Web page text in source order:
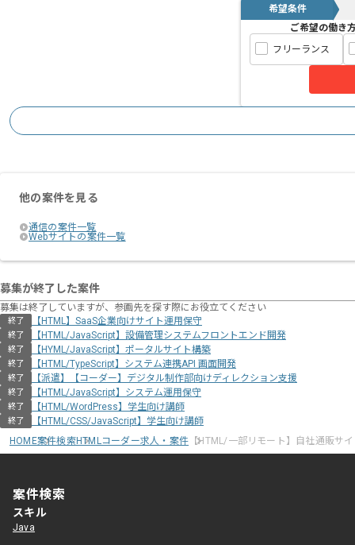
希望条件
ご希望の働き
フリーランス
他の案件を見る
通信の案件一覧
Webサイトの案件一覧
募集が終了した案件
募集は終了していますが、参画先を探す際にお役立てください
終了 【HTML】SaaS企業向けサイト運用保守
終了 【HTML/JavaScript】設備管理システムフロントエンド開発
終了 【HYML/JavaScript】ポータルサイト構築
終了 【HTML/TypeScript】システム連携API 画面開発
終了 【派遣】【コーダー】デジタル制作部向けディレクション支援
終了 【HTML/JavaScript】システム運用保守
終了 【HTML/WordPress】学生向け講師
終了
【HTML/CSS/JavaScript】学生向け講師
HOME案件検索HTMLコーダー求人・案件 【HTML/一部リモート】自社通販サ
案件検索
スキル
Java